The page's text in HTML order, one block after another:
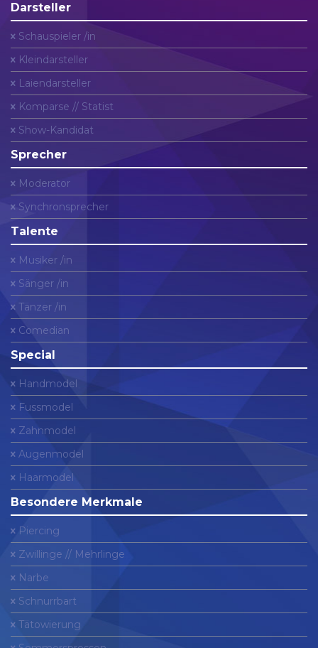
Darsteller
Schauspieler /in
Kleindarsteller
Laiendarsteller
Komparse // Statist
Show-Kandidat
Sprecher
Moderator
Synchronsprecher
Talente
Musiker /in
Sänger /in
Tänzer /in
Comedian
Special
Handmodel
Fussmodel
Zahnmodel
Augenmodel
Haarmodel
Besondere Merkmale
Piercing
Zwillinge // Mehrlinge
Narbe
Schnurrbart
Tätowierung